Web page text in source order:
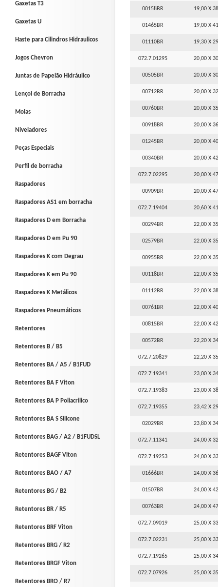
Gaxetas T3
Gaxetas U
Haste para Cilindros Hidraulicos
Jogos Chevron
Juntas de Papelão Hidráulico
Lençol de Borracha
Molas
Niveladores
Peças Especiais
Perfil de borracha
Raspadores
Raspadores AS1 em borracha
Raspadores D em Borracha
Raspadores D em Pu 90
Raspadores K com Degrau
Raspadores K em Pu 90
Raspadores K Metálicos
Raspadores Pneumáticos
Retentores
Retentores B / B5
Retentores BA / A5 / B1FUD
Retentores BA F Viton
Retentores BA P Poliacrilico
Retentores BA S Silicone
Retentores BAG / A2 / B1FUDSL
Retentores BAGF Viton
Retentores BAO / A7
Retentores BG / B2
Retentores BR / R5
Retentores BRF Viton
Retentores BRG / R2
Retentores BRGF Viton
Retentores BRO / R7
00158BR 19,00 X
01465BR 19,00 X
01110BR 19,30 X
072.7.01295 20,00 X
00505BR 20,00 X
00712BR 20,00 X
00760BR 20,00 X
00918BR 20,00 X
01245BR 20,00 X
00340BR 20,00 X
072.7.02295 20,00 X
00909BR 20,00 X
072.7.19404 20,60 X
00294BR 22,00 X
02579BR 22,00 X
00955BR 22,00 X
00118BR 22,00 X
01112BR 22,00 X
00761BR 22,00 X
00815BR 22,00 X
00572BR 22,20 X
072.7.20829 22,20 X
072.7.19341 23,00 X
072.7.19383 23,00 X
072.7.19355 23,42 X
02029BR 23,80 X
072.7.11341 24,00 X
072.7.19253 24,00 X
01666BR 24,00 X
01507BR 24,00 X
00763BR 24,00 X
072.7.09019 25,00 X
072.7.02231 25,00 X
072.7.19265 25,00 X
072.7.07926 25,00 X